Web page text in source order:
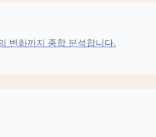
변화까지 종합 분석합니다.